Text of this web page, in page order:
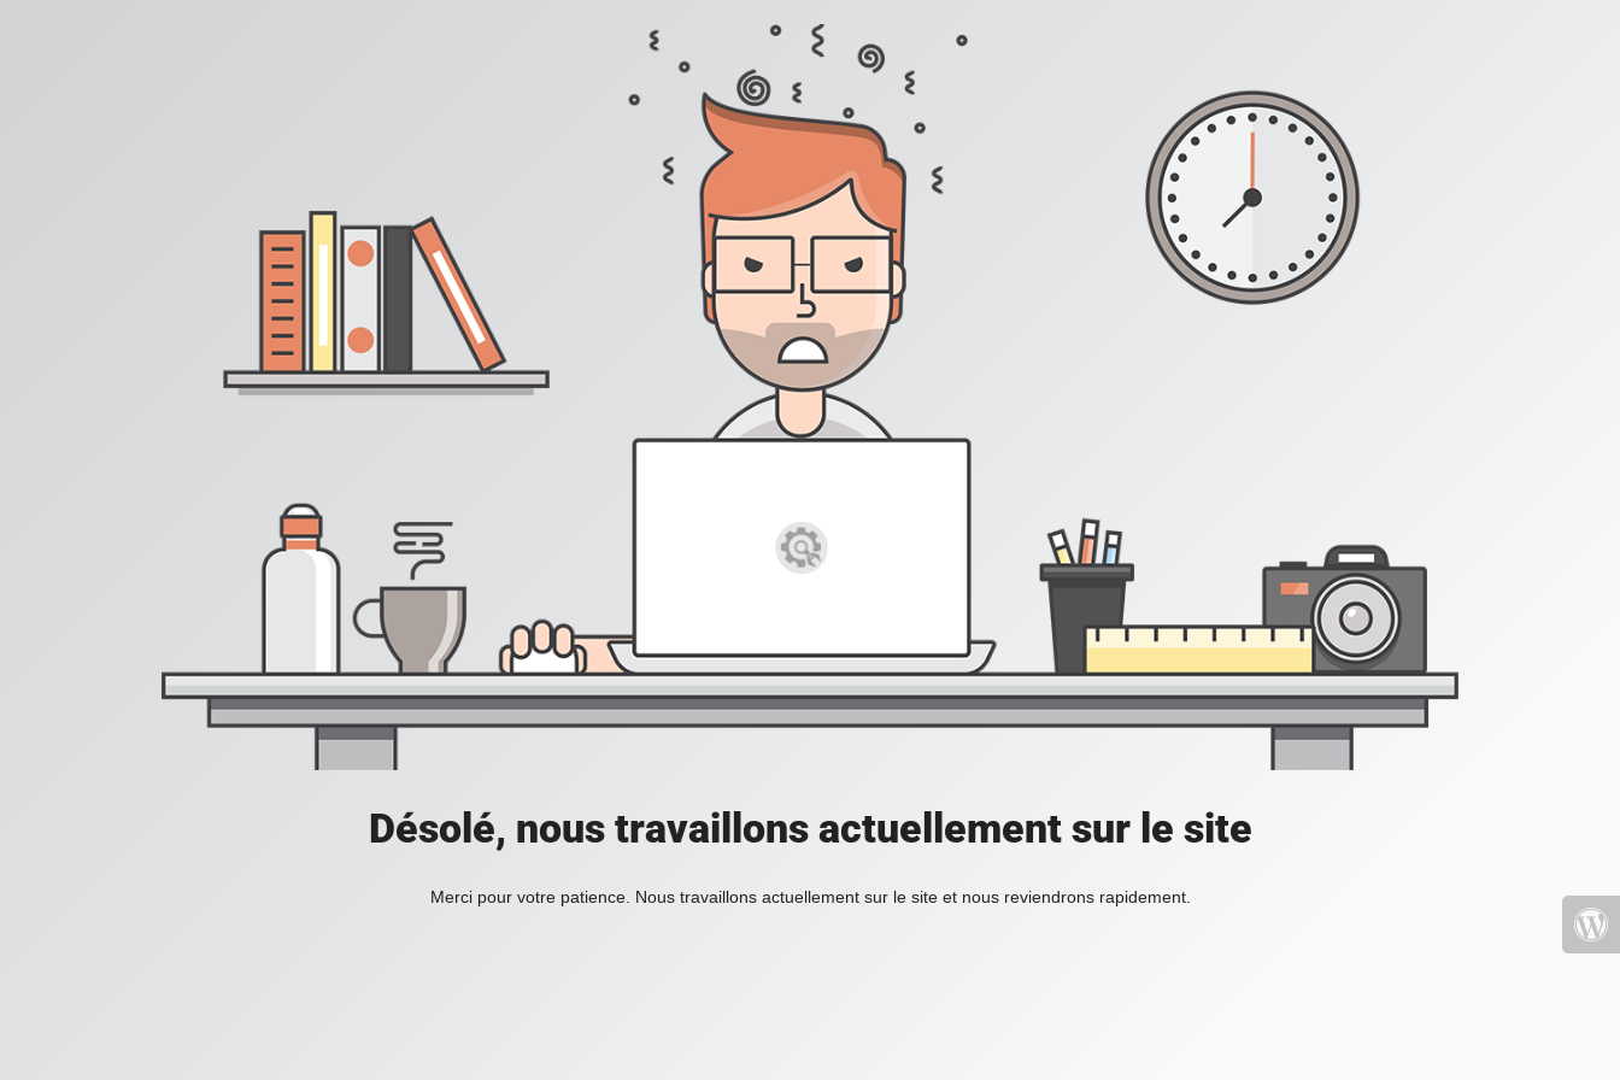
Désolé, nous travaillons actuellement sur le site
Merci pour votre patience. Nous travaillons actuellement sur le site et nous reviendrons rapidement.